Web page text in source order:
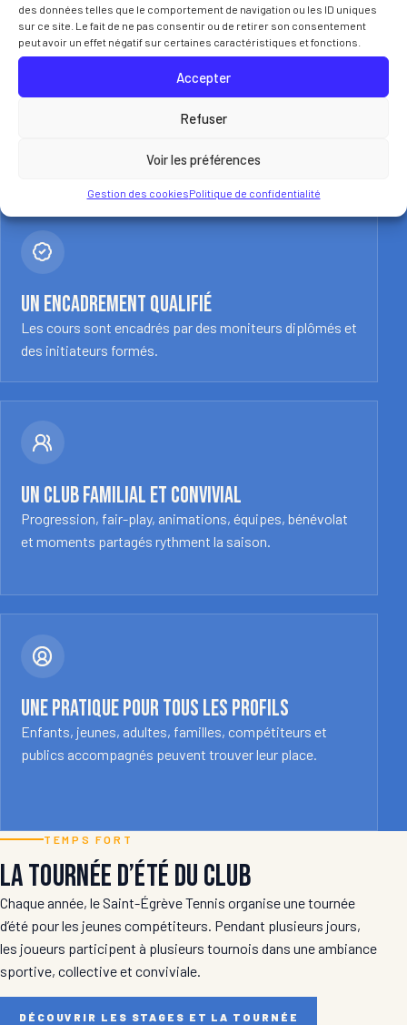
des données telles que le comportement de navigation ou les ID uniques
sur ce site. Le fait de ne pas consentir ou de retirer son consentement
peut avoir un effet négatif sur certaines caractéristiques et fonctions.
Accepter
Refuser
Voir les préférences
Gestion des cookiesPolitique de confidentialité
Des installations pour jouer toute l’année
Le club dispose d’équipements adaptés, avec terrains
Un encadrement qualifié
Les cours sont encadrés par des moniteurs diplômés et
des initiateurs formés.
Un club familial et convivial
Progression, fair-play, animations, équipes, bénévolat
et moments partagés rythment la saison.
Une pratique pour tous les profils
Enfants, jeunes, adultes, familles, compétiteurs et
publics accompagnés peuvent trouver leur place.
TEMPS FORT
La tournée d’été du club
Chaque année, le Saint-Égrève Tennis organise une tournée
d’été pour les jeunes compétiteurs. Pendant plusieurs jours,
les joueurs participent à plusieurs tournois dans une ambiance
sportive, collective et conviviale.
DÉCOUVRIR LES STAGES ET LA TOURNÉE